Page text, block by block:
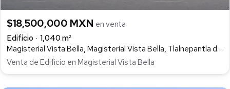
$18,500,000 MXN en venta
Edificio
1,040 m²
Magisterial Vista Bella, Magisterial Vista Bella, Tlalnepantla de Baz
Venta de Edificio en Magisterial Vista Bella